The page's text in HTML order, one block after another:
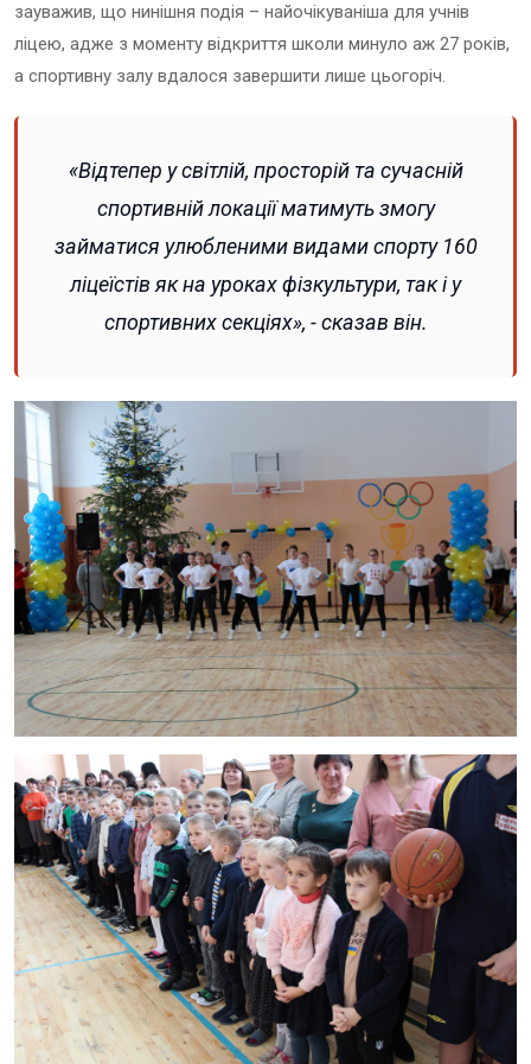
зауважив, що нинішня подія – найочікуваніша для учнів
ліцею, адже з моменту відкриття школи минуло аж 27 років,
а спортивну залу вдалося завершити лише цьогоріч.
«Відтепер у світлій, просторій та сучасній
спортивній локації матимуть змогу
займатися улюбленими видами спорту 160
ліцеїстів як на уроках фізкультури, так і у
спортивних секціях», - сказав він.